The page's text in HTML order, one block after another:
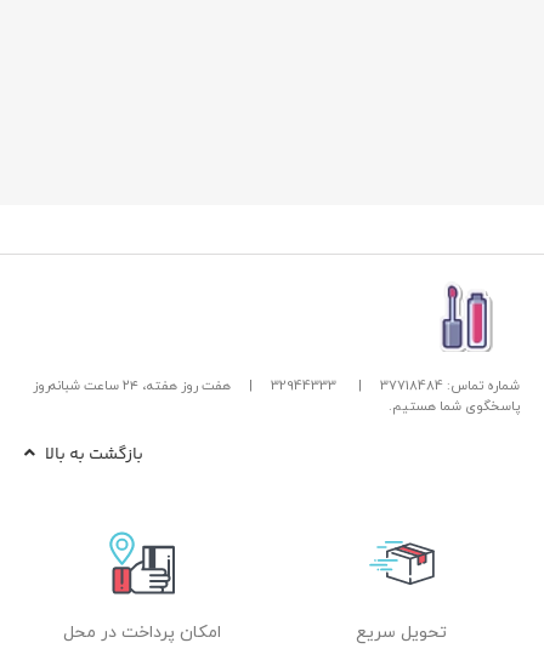
شماره تماس: 37718484 |
32944333
|
هفت روز هفته، ۲۴ ساعت شبانه‌روز
پاسخگوی شما هستیم.
بازگشت به بالا
تحویل سریع امکان پرداخت در محل